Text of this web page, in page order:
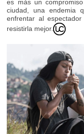
es más un
ciudad, una endemia
enfrentar al
resistirla mejor.